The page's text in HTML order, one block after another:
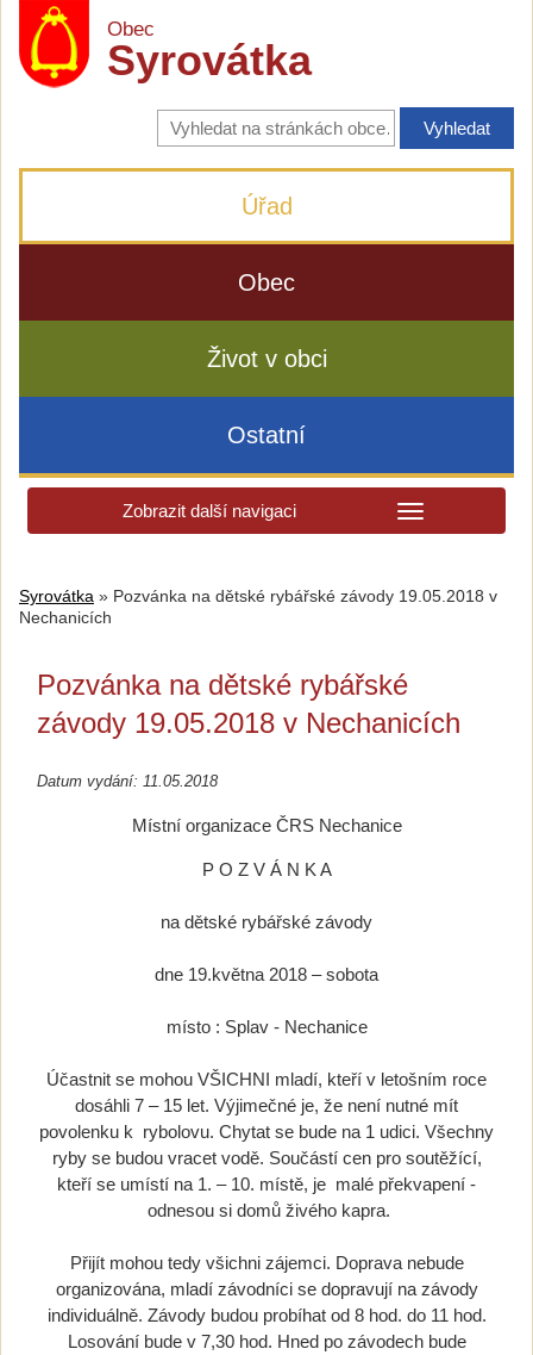
Obec
Syrovátka
Vyhledávání
na
stránkách
Úřad
Obec
Život v obci
Ostatní
Zobrazit další navigaci
Syrovátka » Pozvánka na dětské rybářské závody 19.05.2018 v
Nechanicích
Pozvánka na dětské rybářské
závody 19.05.2018 v Nechanicích
Datum vydání: 11.05.2018
Místní organizace ČRS Nechanice
P O Z V Á N K A
na dětské rybářské závody
dne 19.května 2018 – sobota
místo : Splav - Nechanice
Účastnit se mohou VŠICHNI mladí, kteří v letošním roce
dosáhli 7 – 15 let. Výjimečné je, že není nutné mít
povolenku k rybolovu. Chytat se bude na 1 udici. Všechny
ryby se budou vracet vodě. Součástí cen pro soutěžící,
kteří se umístí na 1. – 10. místě, je malé překvapení -
odnesou si domů živého kapra.
Přijít mohou tedy všichni zájemci. Doprava nebude
organizována, mladí závodníci se dopravují na závody
individuálně. Závody budou probíhat od 8 hod. do 11 hod.
Losování bude v 7,30 hod. Hned po závodech bude